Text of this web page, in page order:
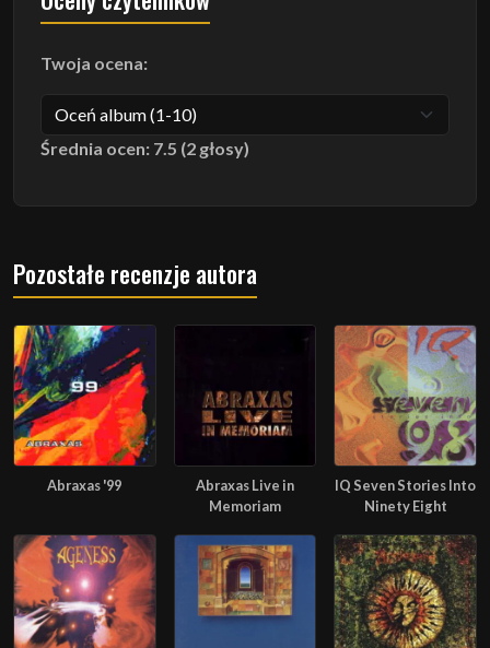
Twoja ocena:
Średnia ocen: 7.5 (2 głosy)
Pozostałe recenzje autora
Abraxas '99
Abraxas Live in
Memoriam
IQ Seven Stories Into
Ninety Eight